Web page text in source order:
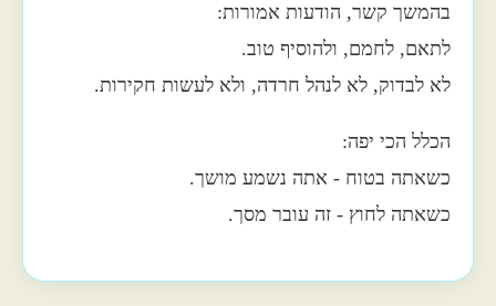
בהמשך קשר, הודעות אמורות:
לתאם, לחמם, ולהוסיף טוב.
לא לבדוק, לא לנהל חרדה, ולא לעשות חקירות.
הכלל הכי יפה:
כשאתה בטוח - אתה נשמע מושך.
כשאתה לחוץ - זה עובר מסך.